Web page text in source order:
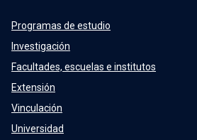
Programas de estudio
Investigación
Facultades, escuelas e institutos
Extensión
Vinculación
Universidad